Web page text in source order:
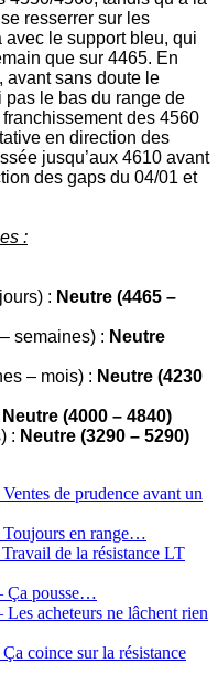
resserrer sur les
le support bleu, qui
que sur 4465. En
avant sans doute le
le bas du range de
des 4560
en direction des
jusqu’aux 4610 avant
des gaps du 04/01 et
:
: Neutre (4465 –
semaines) : Neutre
– mois) : Neutre (4230
Neutre (4000 – 4840)
: Neutre (3290 – 5290)
de prudence avant un
en range…
de la résistance LT
Ça pousse…
acheteurs ne lâchent rien
coince sur la résistance